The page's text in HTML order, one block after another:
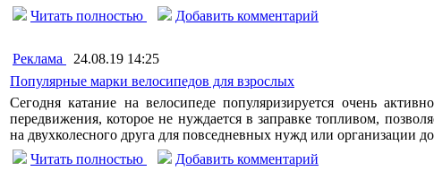
Читать полностью
Добавить комментарий
Реклама
24.08.19 14:25
Популярные марки велосипедов для взрослых
Сегодня катание на велосипеде популяризируется очень
передвижения, которое не нуждается в заправке топливом,
на двухколесного друга для повседневных нужд или организации
Читать полностью
Добавить комментарий